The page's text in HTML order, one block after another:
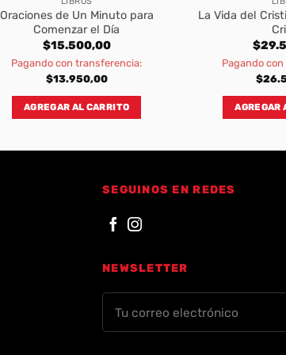
Oraciones de Un Minuto para
Comenzar el Día
$15.500,00
Pagando con transferencia:
$13.950,00
AGREGAR AL CARRITO
La Vida del
$
Pagando
$
AGREGAR
SEGUINOS EN REDES
NEWSLETTER